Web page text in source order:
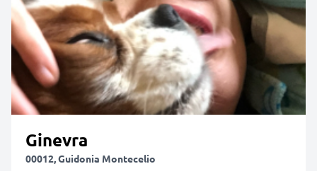
Ginevra
00012, Guidonia Montecelio